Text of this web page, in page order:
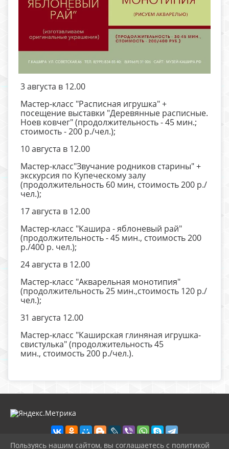
3 августа в 12.00
Мастер-класс "Расписная игрушка" +
посещение выставки "Деревянные расписные.
Ноев ковчег" (продолжительность - 45 мин.;
стоимость - 200 р./чел.);
10 августа в 12.00
Мастер-класс"Звучание родников старины" +
экскурсия по Купеческому залу
(продолжительность 60 мин, стоимость 200 р./
чел.);
17 августа в 12.00
Мастер-класс "Кашира - яблоневый рай"
(продолжительность - 45 мин., стоимость 200
р./400 р. чел.);
24 августа в 12.00
Мастер-класс "Акварельная монотипия"
(продолжительность 25 мин.,стоимость 120 р./
чел.);
31 августа 12.00
Мастер-класс "Каширская глиняная игрушка-
свистулька" (продолжительность 45
мин., стоимость 200 р./чел.).
Пользуясь нашим сайтом, вы соглашаетесь с политикой